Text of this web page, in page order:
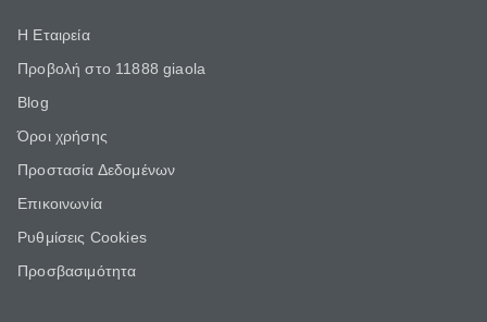
Η Εταιρεία
Προβολή στο 11888 giaola
Blog
Όροι χρήσης
Προστασία Δεδομένων
Επικοινωνία
Ρυθμίσεις Cookies
Προσβασιμότητα